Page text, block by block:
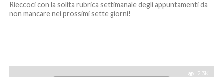
Rieccoci con la solita rubrica settimanale degli appuntamenti da
non mancare nei prossimi sette giorni!
2.3K